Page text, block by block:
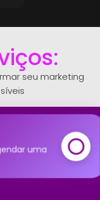
seu marketing
uma